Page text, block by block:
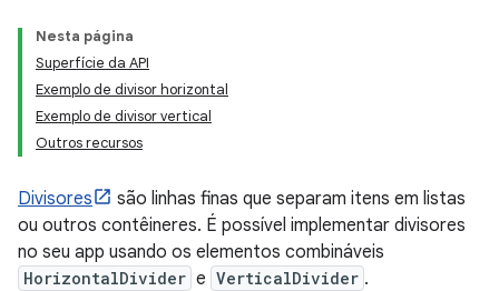
Nesta página
Superfície da API
Exemplo de divisor horizontal
Exemplo de divisor vertical
Outros recursos
Divisores
são linhas finas que separam itens em listas
ou outros contêineres. É possível implementar divisores
no seu app usando os elementos combináveis
HorizontalDivider e VerticalDivider .